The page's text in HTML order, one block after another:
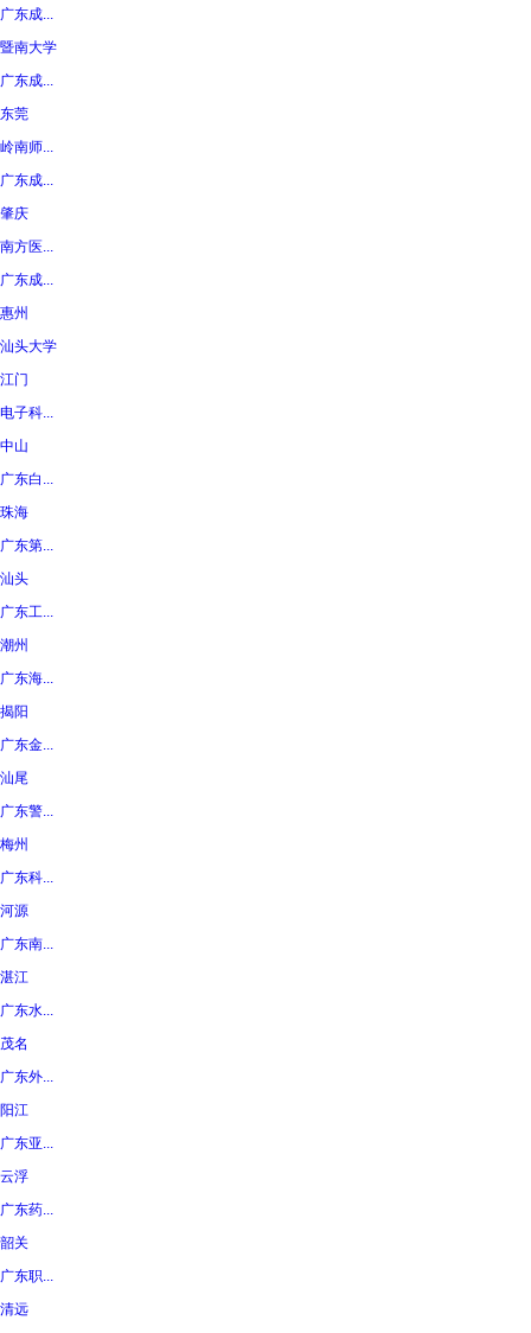
广东成...
暨南大学
广东成...
东莞
岭南师...
广东成...
肇庆
南方医...
广东成...
惠州
汕头大学
江门
电子科...
中山
广东白...
珠海
广东第...
汕头
广东工...
潮州
广东海...
揭阳
广东金...
汕尾
广东警...
梅州
广东科...
河源
广东南...
湛江
广东水...
茂名
广东外...
阳江
广东亚...
云浮
广东药...
韶关
广东职...
清远